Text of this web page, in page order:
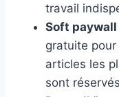
travail
Soft paywall
gratuite
articles les
sont